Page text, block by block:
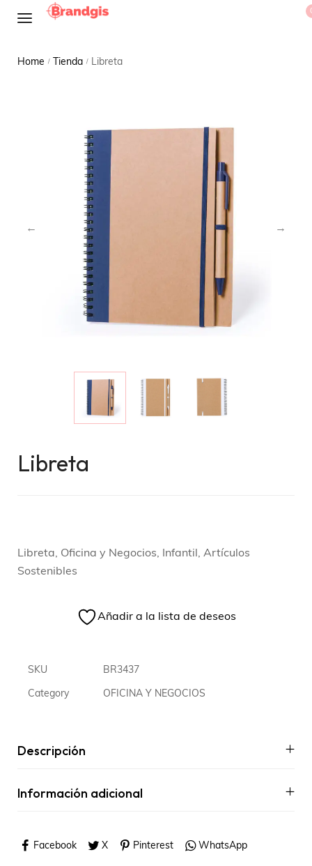
Home / Tienda / Libreta
Libreta
Libreta, Oficina y Negocios, Infantil, Artículos
Sostenibles
Añadir a la lista de deseos
SKU BR3437
Category OFICINA Y NEGOCIOS
Descripción
Información adicional
Facebook X Pinterest WhatsApp